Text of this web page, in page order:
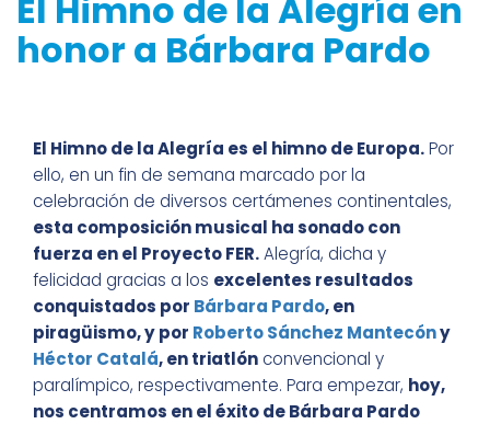
El Himno de la Alegría en
honor a Bárbara Pardo
El Himno de la Alegría es el himno de Europa.Por
ello, en un fin de semana marcado por la
celebración de diversos certámenes continentales,
esta composición musical ha sonado con
fuerza en el Proyecto FER.Alegría, dicha y
felicidad gracias a los excelentes resultados
conquistados por Bárbara Pardo, en
piragüismo, y por Roberto Sánchez Mantecóny
Héctor Catalá, en triatlón convencional y
paralímpico, respectivamente. Para empezar, hoy,
nos centramos en el éxito de Bárbara Pardo